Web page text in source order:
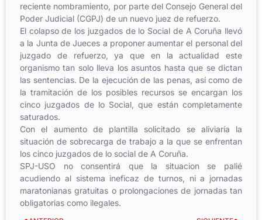
reciente nombramiento, por parte del Consejo General del
Poder Judicial (CGPJ) de un nuevo juez de refuerzo.
El colapso de los juzgados de lo Social de A Coruña llevó
a la Junta de Jueces a proponer aumentar el personal del
juzgado de refuerzo, ya que en la actualidad este
organismo tan solo lleva los asuntos hasta que se dictan
las sentencias. De la ejecución de las penas, así como de
la tramitación de los posibles recursos se encargan los
cinco juzgados de lo Social, que están completamente
saturados.
Con el aumento de plantilla solicitado se aliviaría la
situación de sobrecarga de trabajo a la que se enfrentan
los cinco juzgados de lo social de A Coruña.
SPJ-USO no consentirá que la situacion se palié
acudiendo al sistema ineficaz de turnos, ni a jornadas
maratonianas gratuitas o prolongaciones de jornadas tan
obligatorias como ilegales.